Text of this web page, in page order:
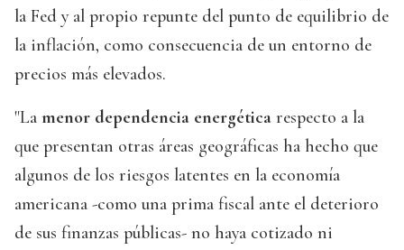
la Fed y al propio repunte del punto de equilibrio de
la inflación, como consecuencia de un entorno de
precios más elevados.
"La menor dependencia energética respecto a la
que presentan otras áreas geográficas ha hecho que
algunos de los riesgos latentes en la economía
americana -como una prima fiscal ante el deterioro
de sus finanzas públicas- no haya cotizado ni